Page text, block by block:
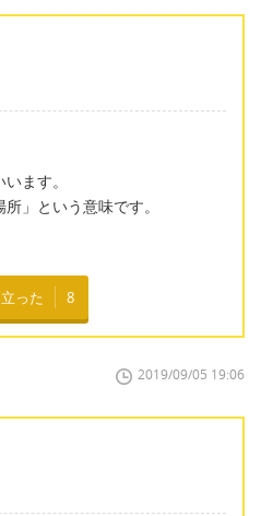
ます。
」という意味です。
った 8
2019/09/05 19:06